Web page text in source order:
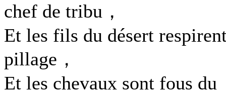
chef de tribu，
Et les fils du désert
pillage，
Et les chevaux sont fous du